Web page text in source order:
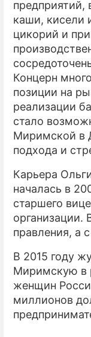
предприятий,
каши, кисели
цикорий и
Концерн
позиции на
реализации
стало
Миримской в
подхода и
Карьера
началась в
старшего
организации.
правления, а
В 2015 году
Миримскую в
женщин
миллионов